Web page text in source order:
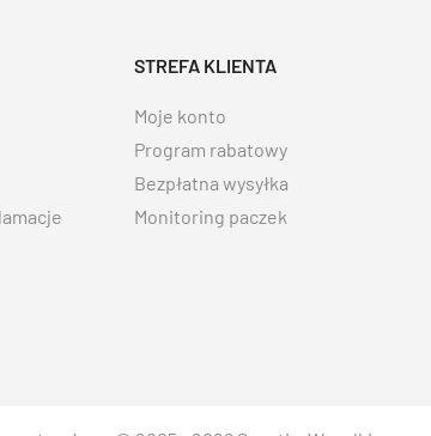
STREFA KLIENTA
Moje konto
Program rabatowy
Bezpłatna wysyłka
Monitoring paczek